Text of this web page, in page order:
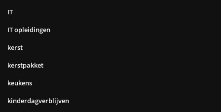
IT
IT opleidingen
kerst
kerstpakket
keukens
kinderdagverblijven